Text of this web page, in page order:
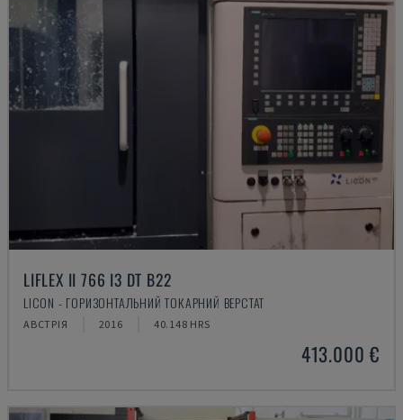
LIFLEX II 766 I3 DT B22
LICON - ГОРИЗОНТАЛЬНИЙ ТОКАРНИЙ ВЕРСТАТ
АВСТРІЯ 2016 40.148 HRS
413.000 €